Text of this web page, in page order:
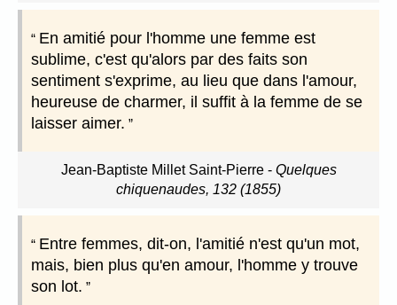
En amitié pour l'homme une femme est
sublime, c'est qu'alors par des faits son
sentiment s'exprime, au lieu que dans l'amour,
heureuse de charmer, il suffit à la femme de se
laisser aimer.
Jean-Baptiste Millet Saint-Pierre- Quelques
chiquenaudes, 132 (1855)
Entre femmes, dit-on, l'amitié n'est qu'un mot,
mais, bien plus qu'en amour, l'homme y trouve
son lot.